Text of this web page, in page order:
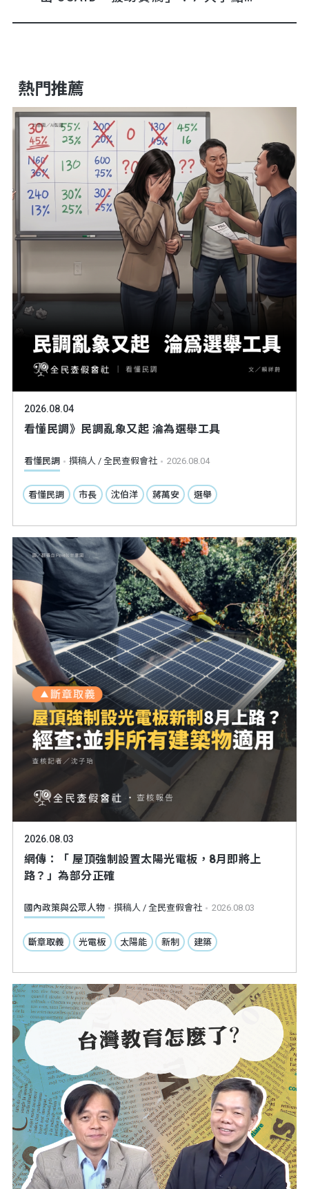
熱門推薦
2026.08.04
看懂民調》民調亂象又起 淪為選舉工具
看懂民調 撰稿人 / 全民查假會社 2026.08.04
看懂民調 市長 沈伯洋 蔣萬安 選舉
2026.08.03
網傳：「 屋頂強制設置太陽光電板，8月即將上
路？」為部分正確
國內政策與公眾人物 撰稿人 / 全民查假會社 2026.08.03
斷章取義 光電板 太陽能 新制 建築